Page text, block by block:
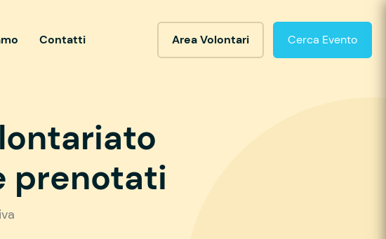
Contatti Area Volontari Cerca Evento
prenotati